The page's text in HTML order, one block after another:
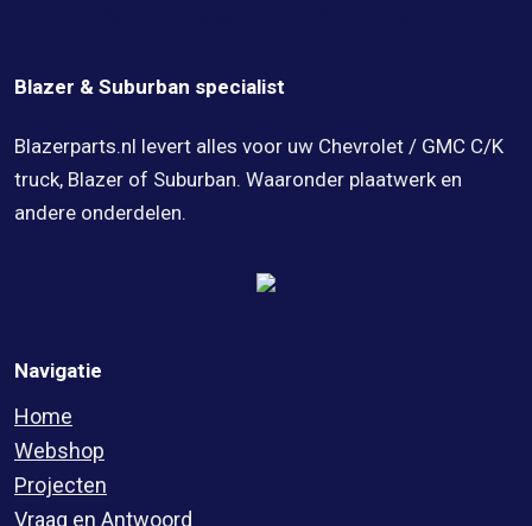
Blazer & Suburban specialist
Blazerparts.nl levert alles voor uw Chevrolet / GMC C/K
truck, Blazer of Suburban. Waaronder plaatwerk en
andere onderdelen.
Navigatie
Home
Webshop
Projecten
Vraag en Antwoord